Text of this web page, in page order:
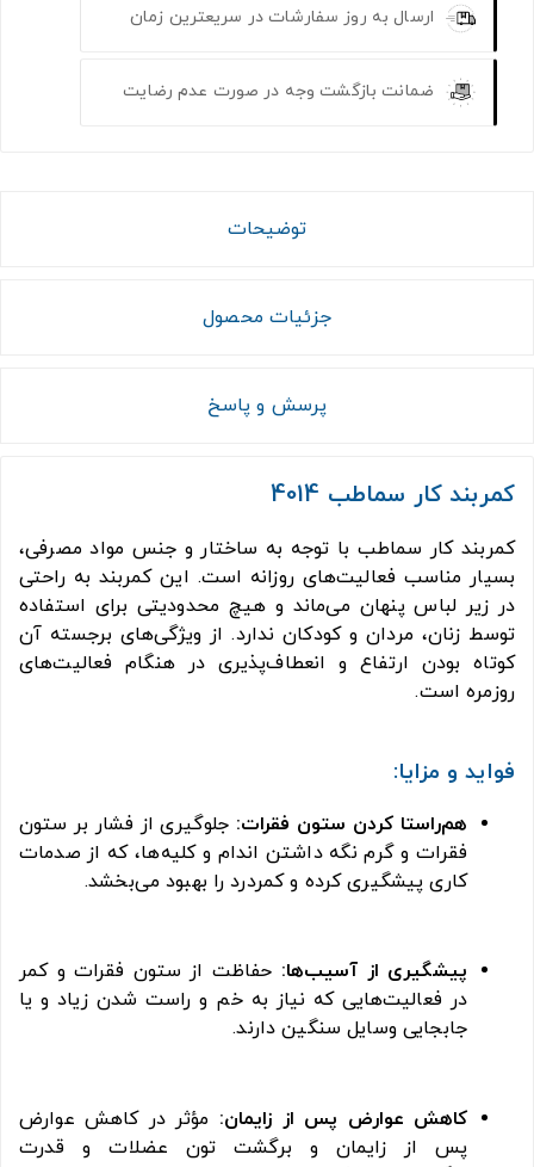
ارسال به روز سفارشات در سریعترین زمان
ضمانت بازگشت وجه در صورت عدم رضایت
توضیحات
جزئیات محصول
پرسش و پاسخ
کمربند کار سماطب 4014
کمربند کار سماطب با توجه به ساختار و جنس مواد مصرفی،
بسیار مناسب فعالیت‌های روزانه است. این کمربند به راحتی
در زیر لباس پنهان می‌ماند و هیچ محدودیتی برای استفاده
توسط زنان، مردان و کودکان ندارد. از ویژگی‌های برجسته آن
کوتاه بودن ارتفاع و انعطاف‌پذیری در هنگام فعالیت‌های
روزمره است.
فواید و مزایا:
هم‌راستا کردن ستون فقرات: جلوگیری از فشار بر ستون
فقرات و گرم نگه داشتن اندام و کلیه‌ها، که از صدمات
کاری پیشگیری کرده و کمردرد را بهبود می‌بخشد.
پیشگیری از آسیب‌ها: حفاظت از ستون فقرات و کمر
در فعالیت‌هایی که نیاز به خم و راست شدن زیاد و یا
جابجایی وسایل سنگین دارند.
کاهش عوارض پس از زایمان: مؤثر در کاهش عوارض
پس از زایمان و برگشت تون عضلات و قدرت